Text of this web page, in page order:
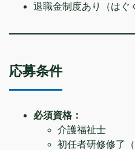
退職金制度あり（はぐ
応募条件
必須資格：
介護福祉士
初任者研修修了